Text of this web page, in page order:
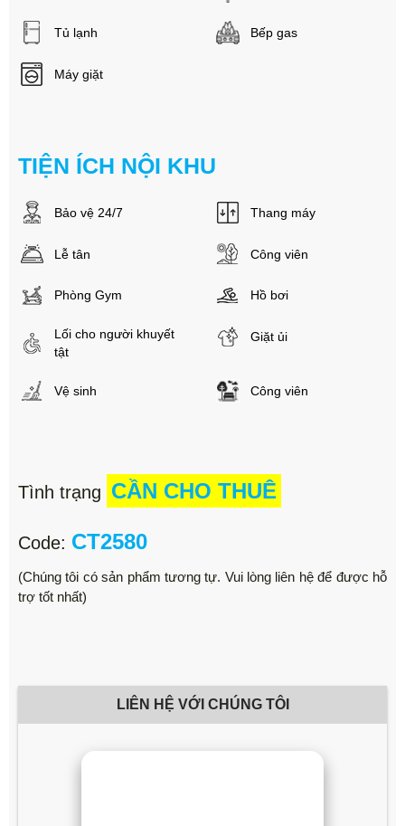
Tủ lạnh Bếp gas
Máy giặt
TIỆN ÍCH NỘI KHU
Bảo vệ 24/7 Thang máy
Lễ tân Công viên
Phòng Gym Hồ bơi
Lối cho người khuyết
tật
Giặt ủi
Vệ sinh Công viên
Tình trạng CẦN CHO THUÊ
Code: CT2580
(Chúng tôi có sản phẩm tương tự. Vui lòng liên hệ để được hỗ
trợ tốt nhất)
LIÊN HỆ VỚI CHÚNG TÔI